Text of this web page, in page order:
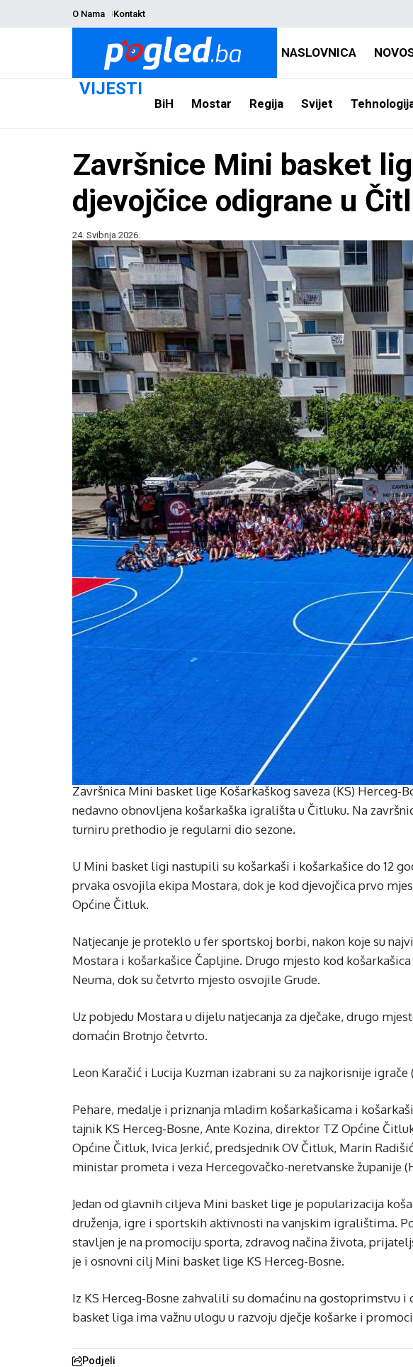
O Nama Kontakt
NASLOVNICA
VIJESTI
BiH Mostar Regija Svijet
Završnice Mini basket
djevojčice odigrane u
24. Svibnja 2026.
Završnica Mini basket lige Košarkaškog saveza (KS) Herceg-
nedavno obnovljena košarkaška igrališta u Čitluku. Na
turniru prethodio je regularni dio sezone.
U Mini basket ligi nastupili su košarkaši i košarkašice do 12
prvaka osvojila ekipa Mostara, dok je kod djevojčica prvo
Općine Čitluk.
Natjecanje je proteklo u fer sportskoj borbi, nakon koje su
Mostara i košarkašice Čapljine. Drugo mjesto kod
Neuma, dok su četvrto mjesto osvojile Grude.
Uz pobjedu Mostara u dijelu natjecanja za dječake, drugo
domaćin Brotnjo četvrto.
Leon Karačić i Lucija Kuzman izabrani su za najkorisnije igrače
Pehare, medalje i priznanja mladim košarkašicama i
tajnik KS Herceg-Bosne, Ante Kozina, direktor TZ Općine
Općine Čitluk, Ivica Jerkić, predsjednik OV Čitluk, Marin
ministar prometa i veza Hercegovačko-neretvanske županije
Jedan od glavnih ciljeva Mini basket lige je popularizacija
druženja, igre i sportskih aktivnosti na vanjskim igralištima.
stavljen je na promociju sporta, zdravog načina života,
je i osnovni cilj Mini basket lige KS Herceg-Bosne.
Iz KS Herceg-Bosne zahvalili su domaćinu na gostoprimstvu
basket liga ima važnu ulogu u razvoju dječje košarke i
Podjeli